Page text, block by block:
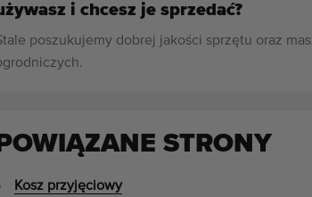
i chcesz je sprzedać?
poszukujemy dobrej jakości sprzętu oraz
POWIĄZANE STRONY
Kosz przyjęciowy